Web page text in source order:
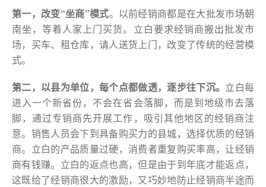
第一，改变“坐商”模式。以前经销商都是在大批发市场朝
南坐，等着人家上门买货。立白要求经销商搬出批发市
场，买车、租仓库，请人送货上门，改变了传统的经营模
式。
第二，以县为单位，每个点都做透，逐步往下沉。 立白每
进入一个新省份，不会在省会落脚，而是到地级市去落
脚，通过专销商先开展工作，吸引其他地区的经销商注
意。销售人员会下到具备购买力的县城，选择优质的经销
商。立白的产品质量过硬，消费者重复购买率高，让经销
商有钱赚。立白的返点也高，但是由于到年底才能返点，
这既给了经销商很大的激励，又巧妙地防止经销商半途而